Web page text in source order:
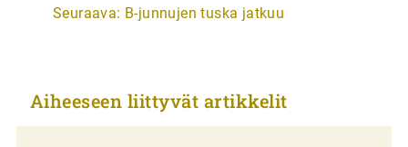
i
e
Seuraava: B-junnujen tuska jatkuu
Aiheeseen liittyvät artikkelit